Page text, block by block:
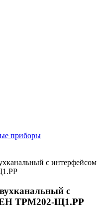
приборы
с интерфейсом
с
ТРМ202-Щ1.РР